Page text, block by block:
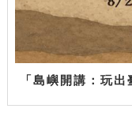
「島嶼開講：玩